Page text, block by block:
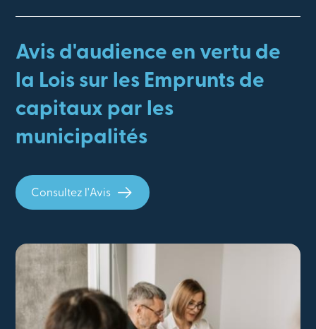
Avis d'audience en vertu de
la Lois sur les Emprunts de
capitaux par les
municipalités
Consultez l'Avis